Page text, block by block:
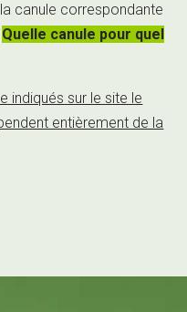
canule correspondante
Quelle canule pour quel
indiqués sur le site le
entièrement de la